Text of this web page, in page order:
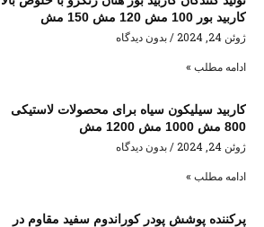
کاربید بور 100 مش 120 مش 150 مش
ژوئن 24, 2024
بدون دیدگاه
ادامه مطلب »
کاربید سیلیکون سیاه برای محصولات لاستیکی
800 مش 1000 مش 1200 مش
ژوئن 24, 2024
بدون دیدگاه
ادامه مطلب »
پرکننده پوشش پودر کوراندوم سفید مقاوم در